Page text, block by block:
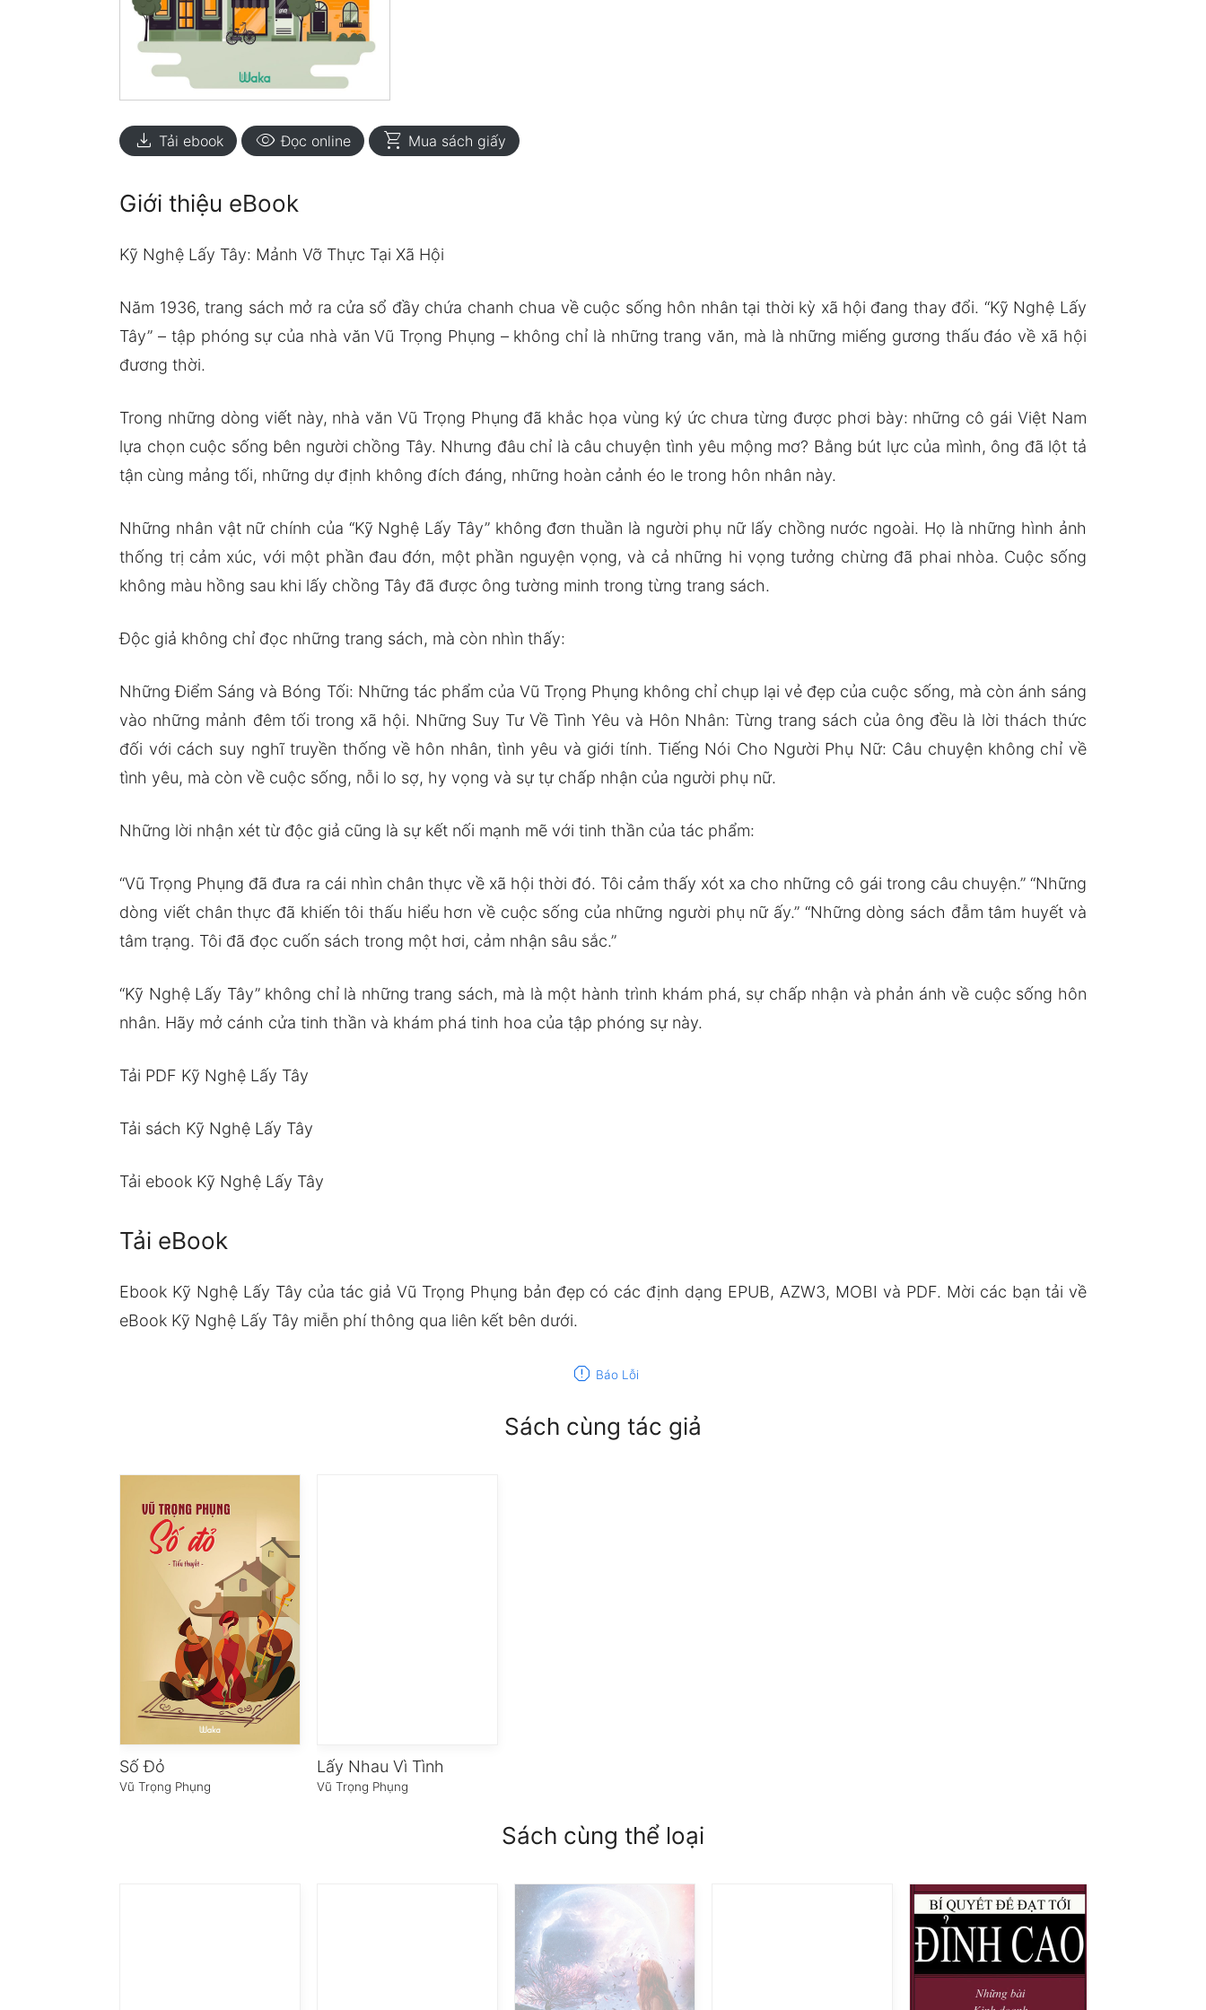
download Tải ebook visibility Đọc online shopping_cart Mua sách giấy
Giới thiệu eBook
Kỹ Nghệ Lấy Tây: Mảnh Vỡ Thực Tại Xã Hội
Năm 1936, trang sách mở ra cửa sổ đầy chứa chanh chua về cuộc sống hôn nhân tại thời kỳ xã hội đang thay đổi. “Kỹ Nghệ Lấy
Tây” – tập phóng sự của nhà văn Vũ Trọng Phụng – không chỉ là những trang văn, mà là những miếng gương thấu đáo về xã hội
đương thời.
Trong những dòng viết này, nhà văn Vũ Trọng Phụng đã khắc họa vùng ký ức chưa từng được phơi bày: những cô gái Việt Nam
lựa chọn cuộc sống bên người chồng Tây. Nhưng đâu chỉ là câu chuyện tình yêu mộng mơ? Bằng bút lực của mình, ông đã lột tả
tận cùng mảng tối, những dự định không đích đáng, những hoàn cảnh éo le trong hôn nhân này.
Những nhân vật nữ chính của “Kỹ Nghệ Lấy Tây” không đơn thuần là người phụ nữ lấy chồng nước ngoài. Họ là những hình ảnh
thống trị cảm xúc, với một phần đau đớn, một phần nguyện vọng, và cả những hi vọng tưởng chừng đã phai nhòa. Cuộc sống
không màu hồng sau khi lấy chồng Tây đã được ông tường minh trong từng trang sách.
Độc giả không chỉ đọc những trang sách, mà còn nhìn thấy:
Những Điểm Sáng và Bóng Tối: Những tác phẩm của Vũ Trọng Phụng không chỉ chụp lại vẻ đẹp của cuộc sống, mà còn ánh sáng
vào những mảnh đêm tối trong xã hội. Những Suy Tư Về Tình Yêu và Hôn Nhân: Từng trang sách của ông đều là lời thách thức
đối với cách suy nghĩ truyền thống về hôn nhân, tình yêu và giới tính. Tiếng Nói Cho Người Phụ Nữ: Câu chuyện không chỉ về
tình yêu, mà còn về cuộc sống, nỗi lo sợ, hy vọng và sự tự chấp nhận của người phụ nữ.
Những lời nhận xét từ độc giả cũng là sự kết nối mạnh mẽ với tinh thần của tác phẩm:
“Vũ Trọng Phụng đã đưa ra cái nhìn chân thực về xã hội thời đó. Tôi cảm thấy xót xa cho những cô gái trong câu chuyện.” “Những
dòng viết chân thực đã khiến tôi thấu hiểu hơn về cuộc sống của những người phụ nữ ấy.” “Những dòng sách đẫm tâm huyết và
tâm trạng. Tôi đã đọc cuốn sách trong một hơi, cảm nhận sâu sắc.”
“Kỹ Nghệ Lấy Tây” không chỉ là những trang sách, mà là một hành trình khám phá, sự chấp nhận và phản ánh về cuộc sống hôn
nhân. Hãy mở cánh cửa tinh thần và khám phá tinh hoa của tập phóng sự này.
Tải PDF Kỹ Nghệ Lấy Tây
Tải sách Kỹ Nghệ Lấy Tây
Tải ebook Kỹ Nghệ Lấy Tây
Tải eBook
Ebook Kỹ Nghệ Lấy Tây của tác giả Vũ Trọng Phụng bản đẹp có các định dạng EPUB, AZW3, MOBI và PDF. Mời các bạn tải về
eBook Kỹ Nghệ Lấy Tây miễn phí thông qua liên kết bên dưới.
report Báo Lỗi
Sách cùng tác giả
Số Đỏ
Vũ Trọng Phụng
Lấy Nhau Vì Tình
Vũ Trọng Phụng
Sách cùng thể loại